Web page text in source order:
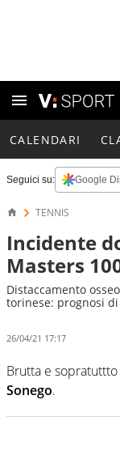
CALENDARI
Seguici su: Google
TENNIS
Incidente
Masters
Distaccamento
torinese: prognosi
26/04/21 17:17
Brutta e
Sonego.